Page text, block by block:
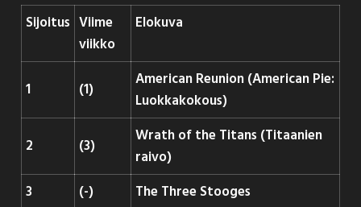
Sijoitus Viime
viikko
Elokuva
1 (1)
American Reunion (American Pie:
Luokkakokous)
2 (3)
Wrath of the Titans (Titaanien
raivo)
3
(-)
The Three Stooges